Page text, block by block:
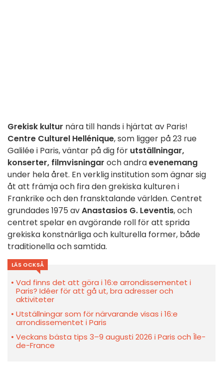
Grekisk kultur nära till hands i hjärtat av Paris!
Centre Culturel Hellénique, som ligger på 23 rue
Galilée i Paris, väntar på dig för utställningar,
konserter, filmvisningar och andraevenemang
under hela året. En verklig institution som ägnar sig
åt att främja och fira den grekiska kulturen i
Frankrike och den fransktalande världen. Centret
grundades 1975 avAnastasios G. Leventis, och
centret spelar en avgörande roll för att sprida
grekiska konstnärliga och kulturella former, både
traditionella och samtida.
LÄS OCKSÅ
Vad finns det att göra i 16:e arrondissementet i
Paris? Idéer för att gå ut, bra adresser och
aktiviteter
Utställningar som för närvarande visas i 16:e
arrondissementet i Paris
Veckans bästa tips 3–9 augusti 2026 i Paris och Île-
de-France